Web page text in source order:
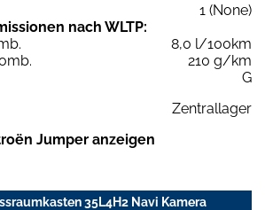
1 (None)
nach WLTP:
8,0 l/100km
210 g/km
G
Zentrallager
Jumper anzeigen
35L4H2 Navi Kamera